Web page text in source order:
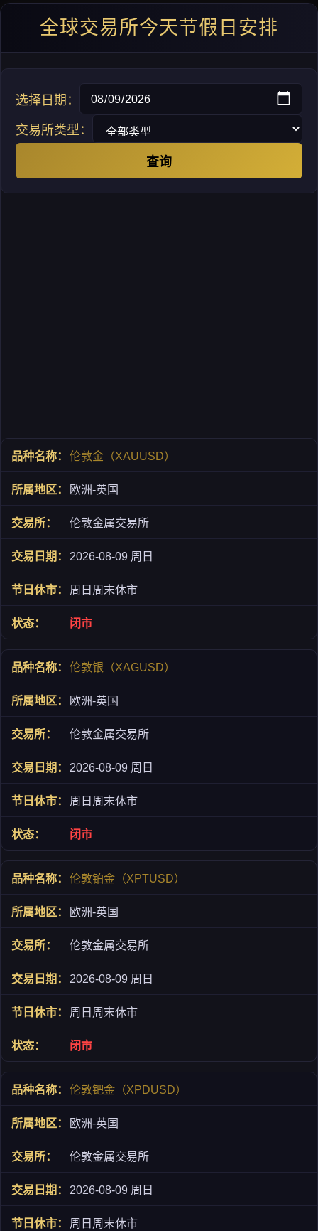
全球交易所今天节假日安排
选择日期：
交易所类型：
查询
伦敦金（XAUUSD）
欧洲-英国
伦敦金属交易所
2026-08-09 周日
周日周末休市
闭市
伦敦银（XAGUSD）
欧洲-英国
伦敦金属交易所
2026-08-09 周日
周日周末休市
闭市
伦敦铂金（XPTUSD）
欧洲-英国
伦敦金属交易所
2026-08-09 周日
周日周末休市
闭市
伦敦钯金（XPDUSD）
欧洲-英国
伦敦金属交易所
2026-08-09 周日
周日周末休市